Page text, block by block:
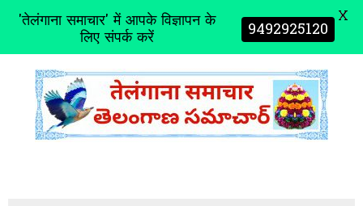
'तेलंगाना समाचार' में आपके विज्ञापन के
लिए संपर्क करें 9492925120 X